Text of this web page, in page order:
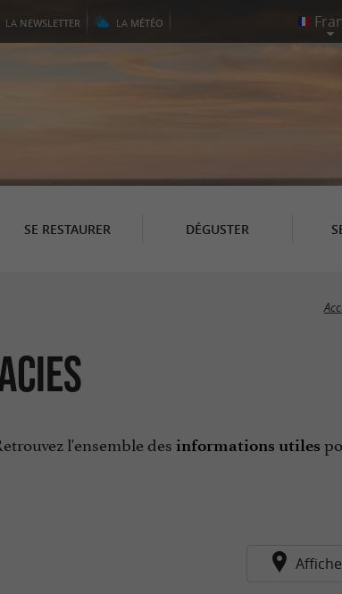
LA NEWSLETTER LA MÉTÉO
SE RESTAURER DÉGUSTER
l'ensemble des informations utiles